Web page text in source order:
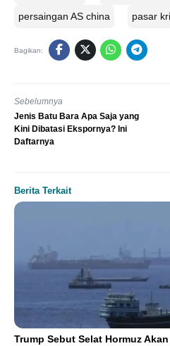
persaingan AS china pasar
Bagikan:
Sebelumnya
Jenis Batu Bara Apa Saja yang
Kini Dibatasi Ekspornya? Ini
Daftarnya
Berita Terkait
Trump Sebut Selat Hormuz